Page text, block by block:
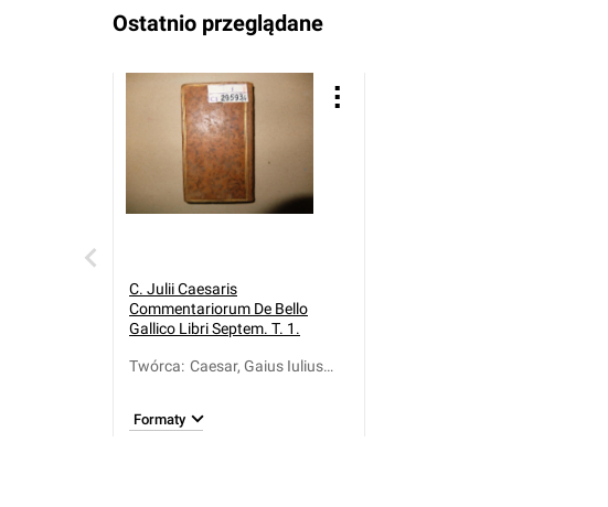
Ostatnio przeglądane
C. Julii Caesaris
Commentariorum De Bello
Gallico Libri Septem. T. 1.
Twórca: Caesar, Gaius Iulius
Formaty